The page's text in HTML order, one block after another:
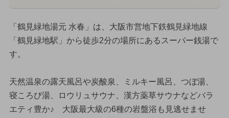
「鶴見緑地湯元 水春」は、大阪市営地下鉄鶴見緑地線
「鶴見緑地駅」から徒歩2分の場所にあるスーパー銭湯で
す。
天然温泉の露天風呂や炭酸泉、ミルキー風呂、つぼ湯、
寝ころび湯、ロウリュサウナ、漢方薬草サウナなどバラ
エティ豊か♪ 大阪最大級の6種の岩盤浴も見逃せませ